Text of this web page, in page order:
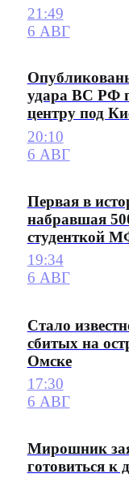
21:49
6 АВГ
удара ВС РФ
центру под
20:10
6 АВГ
Первая в
набравшая
студенткой
19:34
6 АВГ
Стало
сбитых на
Омске
17:30
6 АВГ
Мирошник
готовиться к